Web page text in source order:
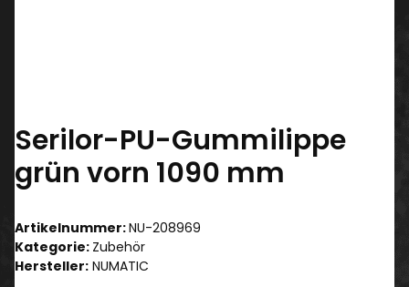
Serilor-PU-Gummilippe
grün vorn 1090 mm
Artikelnummer:NU-208969
Kategorie: Zubehör
Hersteller: NUMATIC